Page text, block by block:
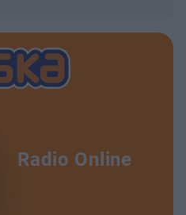
Radio Online